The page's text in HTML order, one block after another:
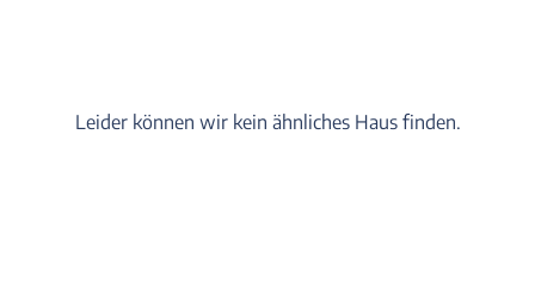
Leider können wir kein ähnliches Haus finden.